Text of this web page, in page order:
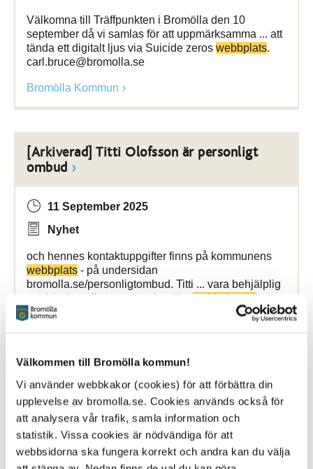
Välkommen till Bromölla kommun!
Vi använder webbkakor (cookies) för att förbättra din
upplevelse av bromolla.se. Cookies används också för
att analysera vår trafik, samla information och
statistik. Vissa cookies är nödvändiga för att
webbsidorna ska fungera korrekt och andra kan du välja
Välkomna till Träffpunkten i Bromölla den 10
september då vi samlas för att uppmärksamma ... att
tända ett digitalt ljus via Suicide zeros webbplats.
carl.bruce@bromolla.se
Bromölla Kommun
[Arkiverad] Titti Olofsson är personligt
ombud
11 September 2025
Nyhet
och hennes kontaktuppgifter finns på kommunens
webbplats - på undersidan
bromolla.se/personligtombud. Titti ... vara behjälplig
med är du välkommen att besöka webbplatsen
skane.org carl.bruce@bromolla.se
[Arkiverad] Välkommen till Fixarna
2 April 2024
Nyhet